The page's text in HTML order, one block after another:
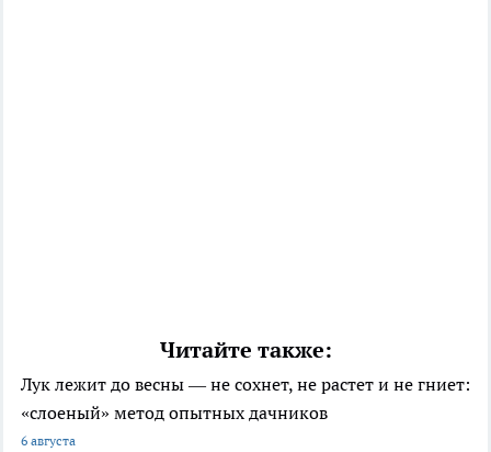
Читайте также:
Лук лежит до весны — не сохнет, не растет и не гниет:
«слоеный» метод опытных дачников
6 августа